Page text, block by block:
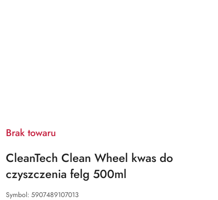
Brak towaru
CleanTech Clean Wheel kwas do
czyszczenia felg 500ml
Symbol: 5907489107013